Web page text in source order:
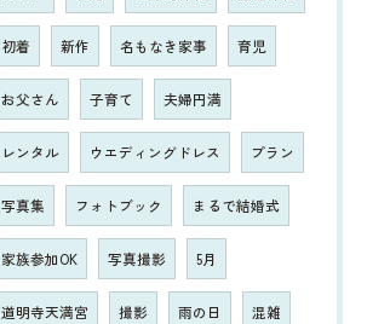
初着 新作 名もなき家事 育児
お父さん 子育て 夫婦円満
レンタル ウエディングドレス プラン
写真集 フォトブック まるで結婚式
家族参加OK 写真撮影 5月
道明寺天満宮 撮影 雨の日 混雑